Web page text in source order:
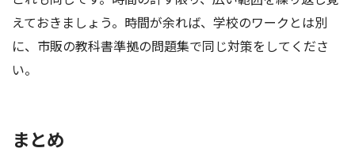
えておきましょう。時間が余れば、学校のワークとは別
に、市販の教科書準拠の問題集で同じ対策をしてくださ
い。
まとめ